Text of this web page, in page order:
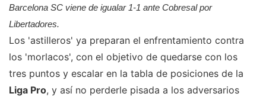
Barcelona SC viene de igualar 1-1 ante Cobresal por
Libertadores.
Los 'astilleros' ya preparan el enfrentamiento contra
los 'morlacos', con el objetivo de quedarse con los
tres puntos y escalar en la tabla de posiciones de la
Liga Pro, y así no perderle pisada a los adversarios